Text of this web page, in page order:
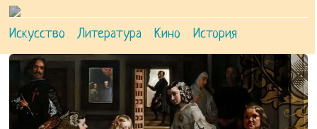
Искусство Литература Кино История